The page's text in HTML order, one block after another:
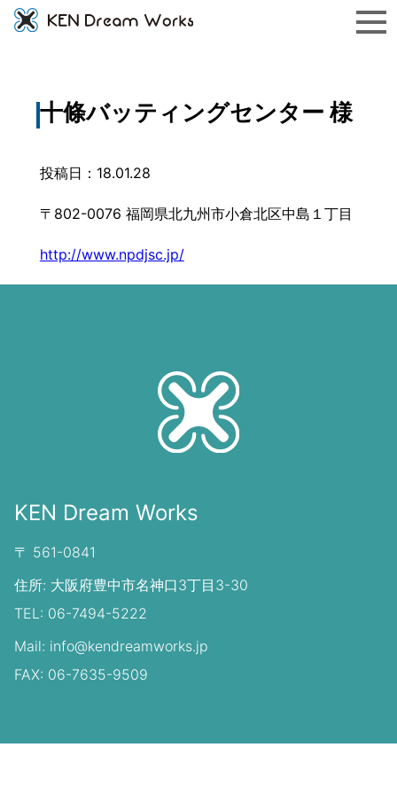
十條バッティングセンター 様
投稿日：18.01.28
〒802-0076 福岡県北九州市小倉北区中島１丁目
http://www.npdjsc.jp/
KEN Dream Works
〒 561-0841
住所: 大阪府豊中市名神口3丁目3-30
TEL: 06-7494-5222
Mail: info@kendreamworks.jp
FAX: 06-7635-9509